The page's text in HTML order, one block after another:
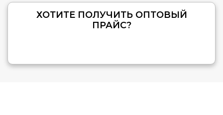
ХОТИТЕ ПОЛУЧИТЬ ОПТОВЫЙ
ПРАЙС?